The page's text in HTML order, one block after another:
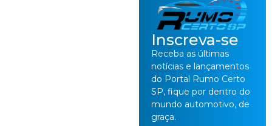
Inscreva-se
Receba as últimas
notícias e lançamentos
do Portal Rumo Certo
SP, fique por dentro do
mundo automotivo, de
graça.